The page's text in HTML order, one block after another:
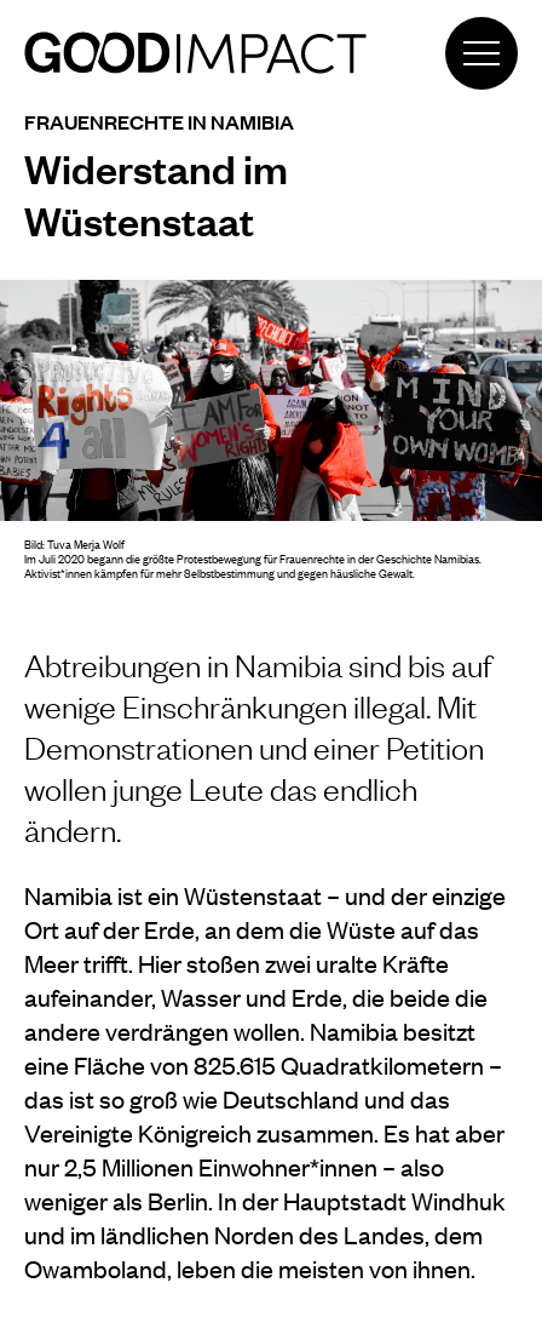
FRAUENRECHTE IN NAMIBIA
Widerstand im
Wüstenstaat
Abtreibungen in Namibia sind bis auf
wenige Einschränkungen illegal. Mit
Demonstrationen und einer Petition
wollen junge Leute das endlich
ändern.
Namibia ist ein Wüstenstaat – und der einzige
Ort auf der Erde, an dem die Wüste auf das
Meer trifft. Hier stoßen zwei uralte Kräfte
aufeinander, Wasser und Erde, die beide die
andere verdrängen wollen. Namibia besitzt
eine Fläche von 825.615 Quadratkilometern –
das ist so groß wie Deutschland und das
Vereinigte Königreich zusammen. Es hat aber
nur 2,5 Millionen Einwohner*innen – also
weniger als Berlin. In der Hauptstadt Windhuk
und im ländlichen Norden des Landes, dem
Owamboland, leben die meisten von ihnen.
Bild: Tuva Merja Wolf
Im Juli 2020 begann die größte Protestbewegung für Frauenrechte in der Geschichte Namibias.
Aktivist*innen kämpfen für mehr Selbstbestimmung und gegen häusliche Gewalt.